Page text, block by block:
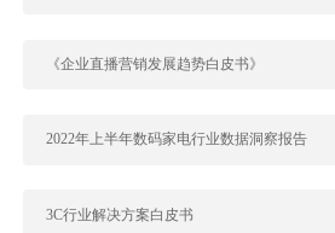
《企业直播营销发展趋势白皮书》
2022年上半年数码家电行业数据洞察报告
3C行业解决方案白皮书